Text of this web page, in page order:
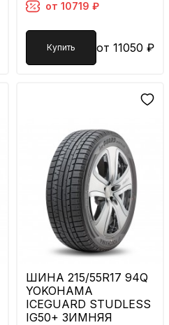
от 10719 ₽
Купить от 11050 ₽
ШИНА 215/55R17 94Q
YOKOHAMA
ICEGUARD STUDLESS
IG50+ ЗИМНЯЯ